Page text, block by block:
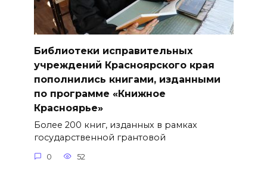
Библиотеки исправительных
учреждений Красноярского края
пополнились книгами, изданными
по программе «Книжное
Красноярье»
Более 200 книг, изданных в рамках
государственной грантовой
0 52